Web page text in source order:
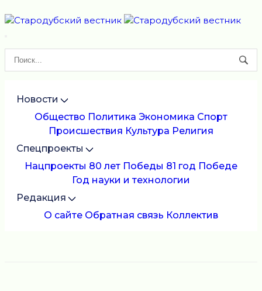
Новости
Общество Политика Экономика Спорт
Происшествия Культура Религия
Спецпроекты
Нацпроекты 80 лет Победы 81 год Победе
Год науки и технологии
Редакция
О сайте Обратная связь Коллектив